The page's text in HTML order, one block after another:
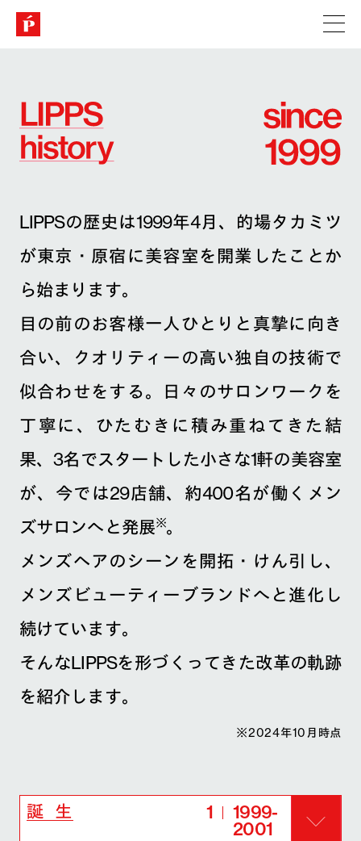
LIPPSの歴史は1999年4月、的場タカミツ
が東京・原宿に美容室を開業したことか
ら始まります。
目の前のお客様一人ひとりと真摯に向き
合い、クオリティーの高い独自の技術で
似合わせをする。日々のサロンワークを
丁寧に、ひたむきに積み重ねてきた結
果、3名でスタートした小さな1軒の美容室
が、今では29店舗、約400名が働くメン
ズサロンへと発展※。
メンズヘアのシーンを開拓・けん引し、
メンズビューティーブランドへと進化し
続けています。
そんなLIPPSを形づくってきた改革の軌跡
を紹介します。
※2024年10月時点
誕 生 1
1999-
2001